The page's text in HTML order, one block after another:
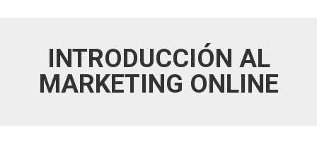
INTRODUCCIÓN AL
MARKETING ONLINE